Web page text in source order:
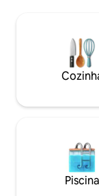
antigo dentro do
Estacionamento
prédio (se
Piscina